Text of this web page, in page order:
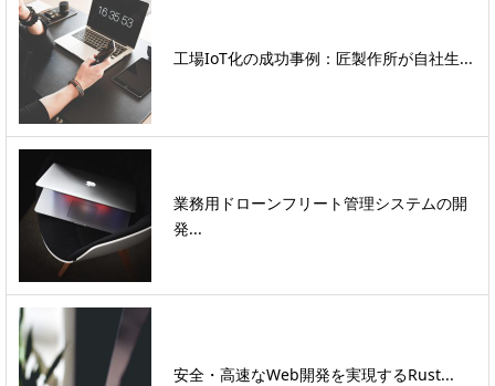
工場IoT化の成功事例：匠製作所が自社生...
業務用ドローンフリート管理システムの開
発...
安全・高速なWeb開発を実現するRust...